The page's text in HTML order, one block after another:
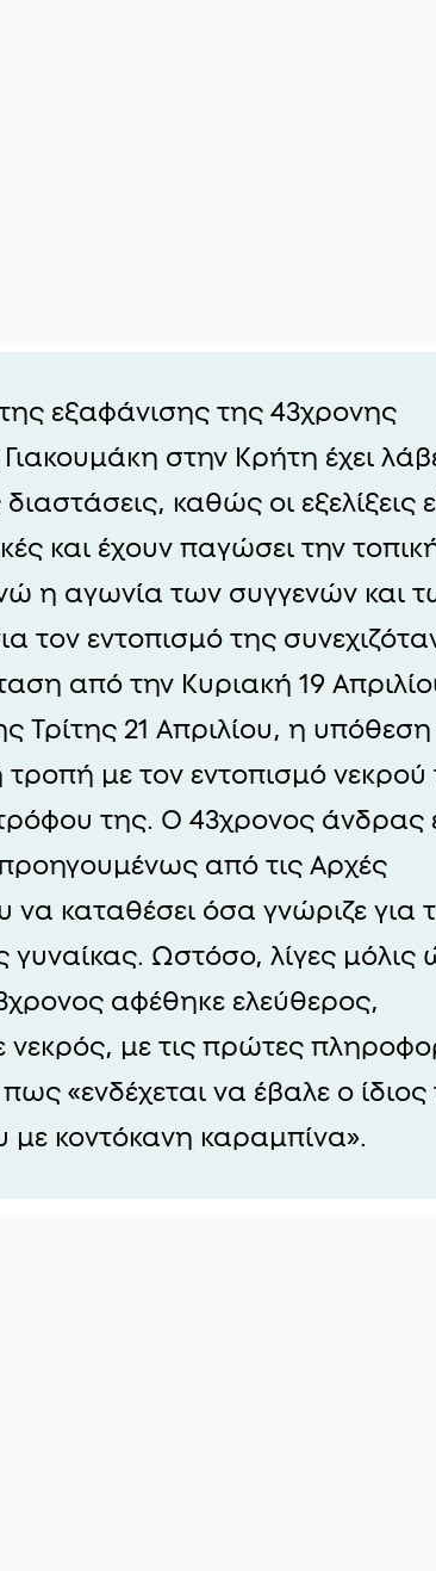
εξαφάνισης της 43χρονης
στην Κρήτη έχει
καθώς οι εξελίξεις
και έχουν παγώσει την
η αγωνία των συγγενών και
τον εντοπισμό της
από την Κυριακή 19
Τρίτης 21 Απριλίου, η
τροπή με τον εντοπισμό νεκρού
της. Ο 43χρονος άνδρας
από τις Αρχές
να καταθέσει όσα γνώριζε για
γυναίκας. Ωστόσο, λίγες μόλις
αφέθηκε ελεύθερος,
νεκρός, με τις πρώτες
«ενδέχεται να έβαλε ο ίδιος
με κοντόκανη καραμπίνα».